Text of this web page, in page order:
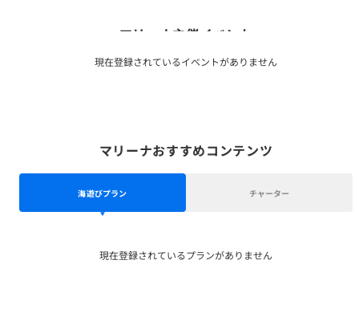
マリーナ主催イベント
現在登録されているイベントがありません
マリーナおすすめコンテンツ
海遊びプラン チャーター
現在登録されているプランがありません